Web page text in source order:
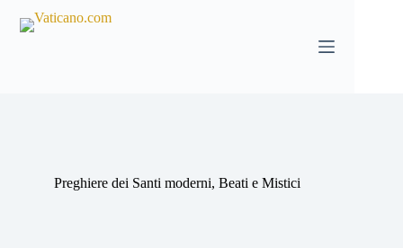
Preghiere dei Santi moderni, Beati e Mistici